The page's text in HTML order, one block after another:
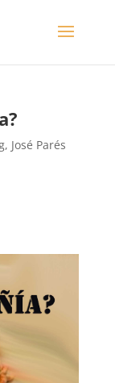
, José Parés